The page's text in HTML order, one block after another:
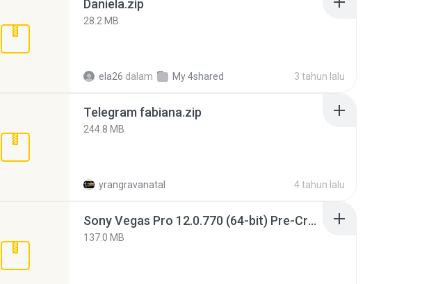
Daniela.zip
28.2 MB
ela26 dalam My 4shared 3 tahun lalu
Telegram fabiana.zip
244.8 MB
yrangravanatal 4 tahun lalu
Sony Vegas Pro 12.0.770 (64-bit) Pre-Cracked.zip
137.0 MB